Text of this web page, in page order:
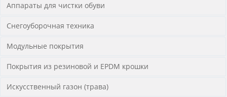
Аппараты для чистки обуви
Снегоуборочная техника
Модульные покрытия
Покрытия из резиновой и EPDM крошки
Искусственный газон (трава)